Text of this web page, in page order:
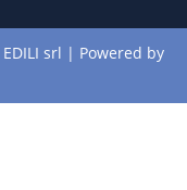
EDILI srl | Powered by